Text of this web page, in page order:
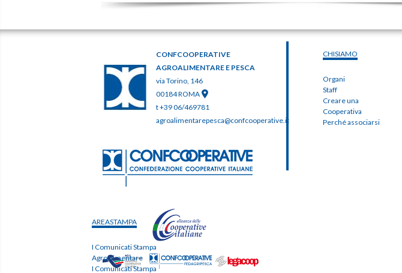
CONFCOOPERATIVE
AGROALIMENTARE E PESCA
via Torino, 146
00184 ROMA
t +39 06/469781
agroalimentarepesca@confcooperative.it
CHISIAMO
Organi
Staff
Creare una
Cooperativa
Perché associarsi
AREASTAMPA
I Comunicati Stampa
Agroalimentare
I Comunicati Stampa